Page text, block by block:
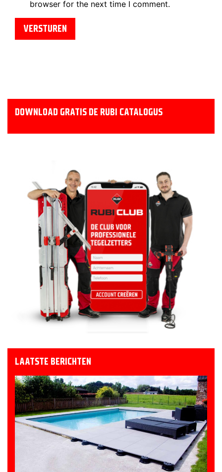
browser for the next time I comment.
DOWNLOAD GRATIS DE RUBI CATALOGUS
LAATSTE BERICHTEN